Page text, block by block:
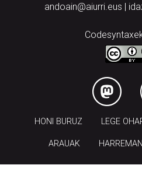
andoain@aiurri.eus |
HONI BURUZ LEGE
ARAUAK